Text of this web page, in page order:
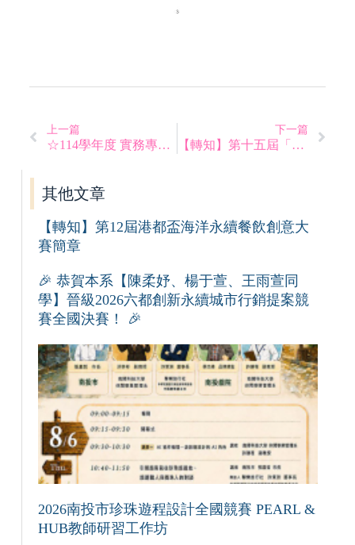
上一篇
☆114學年度 實務專題發表會 重要公告
下一篇
【轉知】第十五屆「城鄉旅遊・綠色饗宴」旅遊行程設計全國競賽
其他文章
【轉知】第12屆港都盃海洋永續餐飲創意大
賽簡章
🎉 恭賀本系【陳柔妤、楊于萱、王雨萱同
學】晉級2026六都創新永續城市行銷提案競
賽全國決賽！ 🎉
2026南投市珍珠遊程設計全國競賽 PEARL &
HUB教師研習工作坊